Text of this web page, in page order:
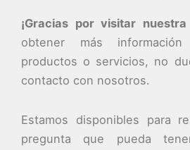
¡Gracias por visitar nuestra
obtener más
productos o servicios, no
contacto con nosotros.
Estamos disponibles para
pregunta que pueda